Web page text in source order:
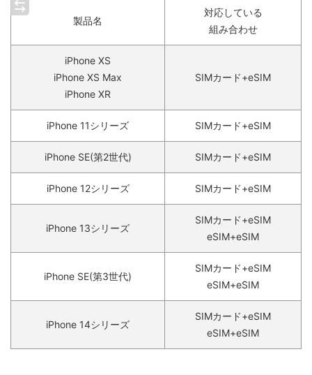
製品名
対応している
組み合わせ
iPhone XS
iPhone XS Max
iPhone XR
SIMカード+eSIM
iPhone 11シリーズ SIMカード+eSIM
iPhone SE(第2世代) SIMカード+eSIM
iPhone 12シリーズ SIMカード+eSIM
iPhone 13シリーズ
SIMカード+eSIM
eSIM+eSIM
iPhone SE(第3世代)
SIMカード+eSIM
eSIM+eSIM
iPhone 14シリーズ
SIMカード+eSIM
eSIM+eSIM